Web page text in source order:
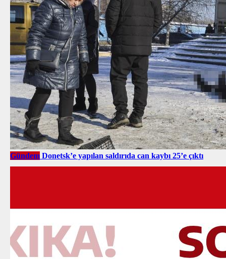
Gündem Donetsk’e yapılan saldırıda can kaybı 25’e çıktı